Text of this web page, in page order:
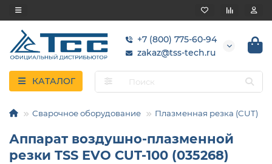
+7 (800) 775-60-94
zakaz@tss-tech.ru
КАТАЛОГ
Сварочное оборудование Плазменная резка (CUT)
Аппарат воздушно-плазменной
резки TSS EVO CUT-100 (035268)